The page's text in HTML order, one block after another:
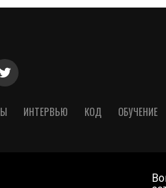
ИНТЕРВЬЮ КОД ОБУЧЕНИЕ